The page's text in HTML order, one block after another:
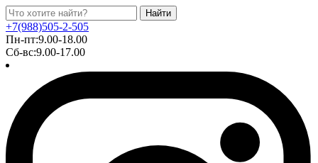
Найти
+7(988)505-2-505
Пн-пт:9.00-18.00
Сб-вс:9.00-17.00